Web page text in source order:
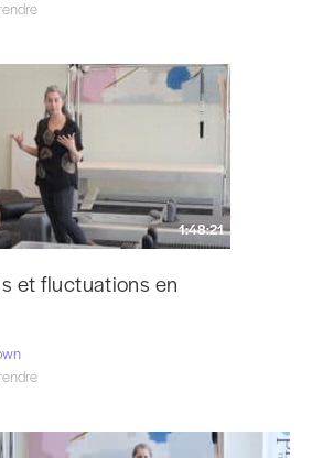
1:48:21
et fluctuations en